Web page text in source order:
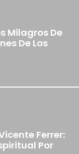
Milagros De
De Los
Ferrer:
Por